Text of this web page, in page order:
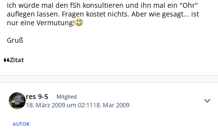
Ich würde mal den fSh konsultieren und ihn mal ein "Ohr"
auflegen lassen. Fragen kostet nichts. Aber wie gesagt... ist
nur eine Vermutung!
Gruß
Zitat
res 9-5 Mitglied
18. März 2009 um 02:1118. Mar 2009
AUTOR